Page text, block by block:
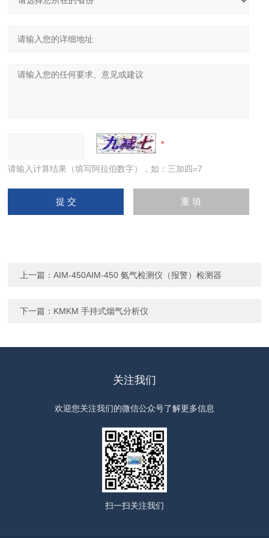
请输入计算结果（填写阿拉伯数字），如：三加四=7
上一篇：AIM-450AIM-450 氨气检测仪（报警）检测器
下一篇： KMKM 手持式烟气分析仪
关注我们
欢迎您关注我们的微信公众号了解更多信息
扫一扫关注我们